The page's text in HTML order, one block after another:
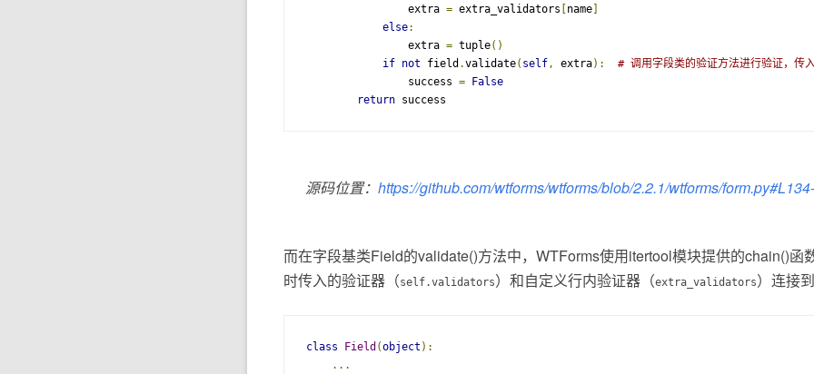
                extra
= extra_validators name
else:
                extra
= tuple()
if not field .validate( self, extra):
# 调用字段类的验证方法进行验证，传
                success
=
False
return success
源码位置： https://github.com/wtforms/wtforms/blob/2.2.1/wtforms/
而在字段基类Field的validate()方法中，WTForms使用itertool模块提供的chain()函
时传入的验证器（self.validators）和自定义行内验证器（extra_validators）连接到
class Field (object ):
...